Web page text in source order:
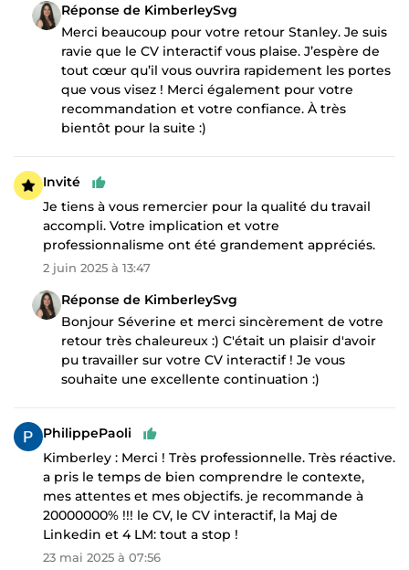
Réponse de KimberleySvg
Merci beaucoup pour votre retour Stanley. Je suis
ravie que le CV interactif vous plaise. J’espère de
tout cœur qu’il vous ouvrira rapidement les portes
que vous visez ! Merci également pour votre
recommandation et votre confiance. À très
bientôt pour la suite :)
Invité
Je tiens à vous remercier pour la qualité du travail
accompli. Votre implication et votre
professionnalisme ont été grandement appréciés.
2 juin 2025 à 13:47
Réponse de KimberleySvg
Bonjour Séverine et merci sincèrement de votre
retour très chaleureux :) C'était un plaisir d'avoir
pu travailler sur votre CV interactif ! Je vous
souhaite une excellente continuation :)
PhilippePaoli
Kimberley : Merci ! Très professionnelle. Très réactive.
a pris le temps de bien comprendre le contexte,
mes attentes et mes objectifs. je recommande à
20000000% !!! le CV, le CV interactif, la Maj de
Linkedin et 4 LM: tout a stop !
23 mai 2025 à 07:56